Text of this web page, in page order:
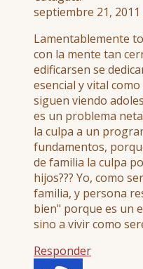
septiembre 21, 2011
Lamentablemente
con la mente tan
edificarsen se
esencial y vital como
siguen viendo
es un problema
la culpa a un
fundamentos,
de familia la culpa
hijos??? Yo, como
familia, y persona
bien" porque es un
sino a vivir como
Responder